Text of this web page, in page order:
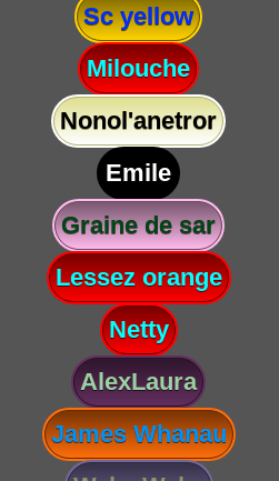
Sc yellow
Milouche
Nonol'anetror
Emile
Graine de sar
Lessez orange
Netty
AlexLaura
James Whanau